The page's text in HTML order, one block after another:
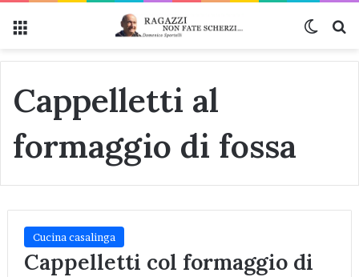
Cappelletti al
formaggio di fossa
Cucina casalinga
Cappelletti col formaggio di